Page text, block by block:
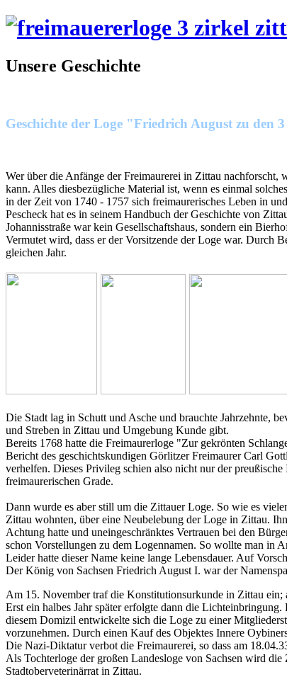
Unsere Geschichte
Geschichte der Loge "Friedrich August zu den
Wer über die Anfänge der Freimaurerei in Zittau nachforscht,
kann. Alles diesbezügliche Material ist, wenn es einmal
in der Zeit von 1740 - 1757 sich freimaurerisches Leben in
Pescheck hat es in seinem Handbuch der Geschichte von
Johannisstraße war kein Gesellschaftshaus, sondern ein
Vermutet wird, dass er der Vorsitzende der Loge war. Durch
gleichen Jahr.
Die Stadt lag in Schutt und Asche und brauchte Jahrzehnte,
und Streben in Zittau und Umgebung Kunde gibt.
Bereits 1768 hatte die Freimaurerloge "Zur gekrönten
Bericht des geschichtskundigen Görlitzer Freimaurer Carl
verhelfen. Dieses Privileg schien also nicht nur der
freimaurerischen Grade.
Dann wurde es aber still um die Zittauer Loge. So wie es
Zittau wohnten, über eine Neubelebung der Loge in Zittau.
Achtung hatte und uneingeschränktes Vertrauen bei den
schon Vorstellungen zu dem Logennamen. So wollte man in
Leider hatte dieser Name keine lange Lebensdauer. Auf
Der König von Sachsen Friedrich August I. war der
Am 15. November traf die Konstitutionsurkunde in Zittau
Erst ein halbes Jahr später erfolgte dann die
diesem Domizil entwickelte sich die Loge zu einer
vorzunehmen. Durch einen Kauf des Objektes Innere
Die Nazi-Diktatur verbot die Freimaurerei, so dass am
Als Tochterloge der großen Landesloge von Sachsen wird
Stadtoberveterinärrat in Zittau.